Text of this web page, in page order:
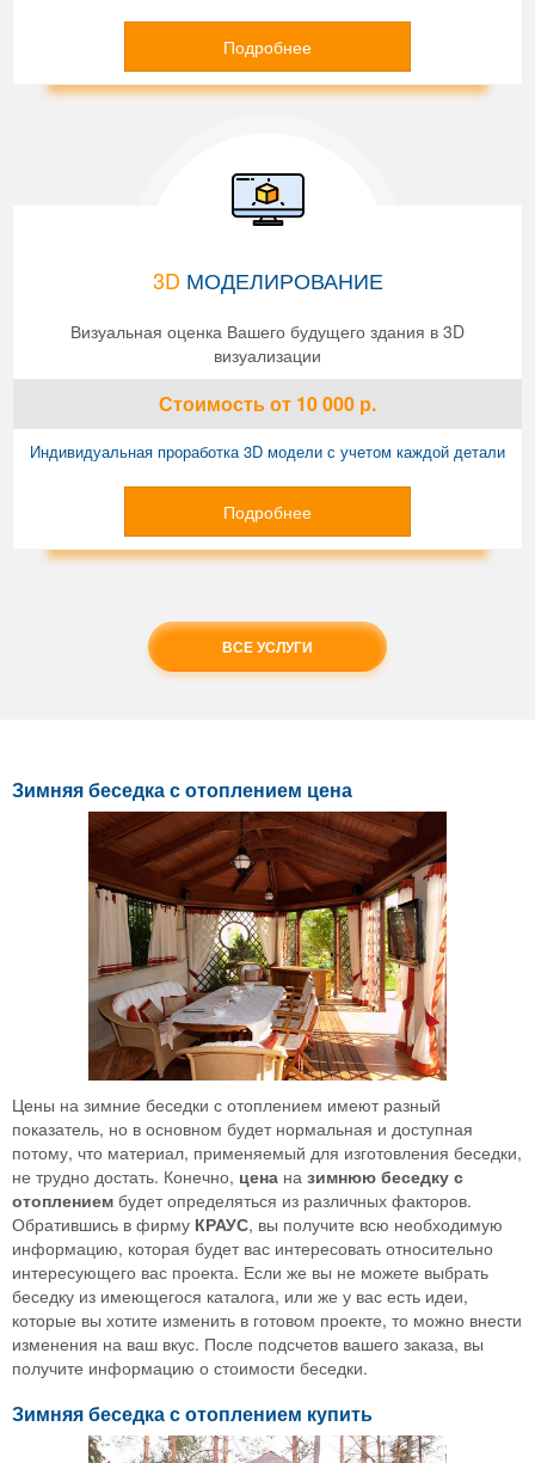
Подробнее
3D МОДЕЛИРОВАНИЕ
Визуальная оценка Вашего будущего здания в 3D
визуализации
Стоимостьот 10 000 р.
Индивидуальная проработка 3D модели с учетом каждой детали
Подробнее
ВСЕ УСЛУГИ
Зимняя беседка с отоплением цена
Цены на зимние беседки с отоплением имеют разный
показатель, но в основном будет нормальная и доступная
потому, что материал, применяемый для изготовления беседки,
не трудно достать. Конечно, цена на зимнюю беседку с
отоплением будет определяться из различных факторов.
Обратившись в фирму КРАУС, вы получите всю необходимую
информацию, которая будет вас интересовать относительно
интересующего вас проекта. Если же вы не можете выбрать
беседку из имеющегося каталога, или же у вас есть идеи,
которые вы хотите изменить в готовом проекте, то можно внести
изменения на ваш вкус. После подсчетов вашего заказа, вы
получите информацию о стоимости беседки.
Зимняя беседка с отоплением купить